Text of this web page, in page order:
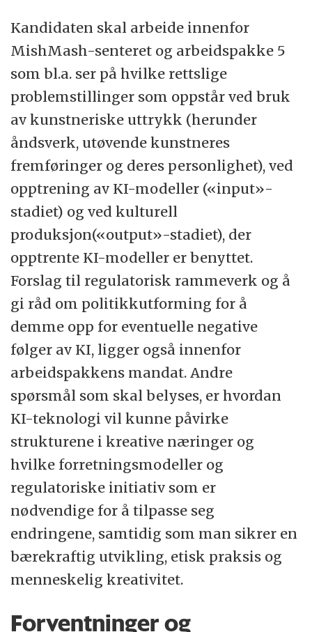
Kandidaten skal arbeide innenfor
MishMash-senteret og arbeidspakke 5
som bl.a. ser på hvilke rettslige
problemstillinger som oppstår ved bruk
av kunstneriske uttrykk (herunder
åndsverk, utøvende kunstneres
fremføringer og deres personlighet), ved
opptrening av KI-modeller («input»-
stadiet) og ved kulturell
produksjon(«output»-stadiet), der
opptrente KI-modeller er benyttet.
Forslag til regulatorisk rammeverk og å
gi råd om politikkutforming for å
demme opp for eventuelle negative
følger av KI, ligger også innenfor
arbeidspakkens mandat. Andre
spørsmål som skal belyses, er hvordan
KI-teknologi vil kunne påvirke
strukturene i kreative næringer og
hvilke forretningsmodeller og
regulatoriske initiativ som er
nødvendige for å tilpasse seg
endringene, samtidig som man sikrer en
bærekraftig utvikling, etisk praksis og
menneskelig kreativitet.
Forventninger og